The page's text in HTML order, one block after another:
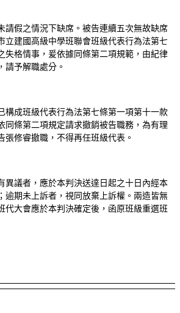
請假之情況下缺席。被告連續五次無故缺席
立建國高級中學班聯會班級代表行為法第七
失格情事，爰依據同條第二項規範，由紀律
請予解職處分。
構成班級代表行為法第七條第一項第十一款
同條第二項規定請求撤銷被告職務，為有理
張修睿撤職，不得再任班級代表。
異議者，應於本判決送達日起之十日內經本
逾期未上訴者，視同放棄上訴權。兩造皆無
代大會應於本判決確定後，函原班級重選班